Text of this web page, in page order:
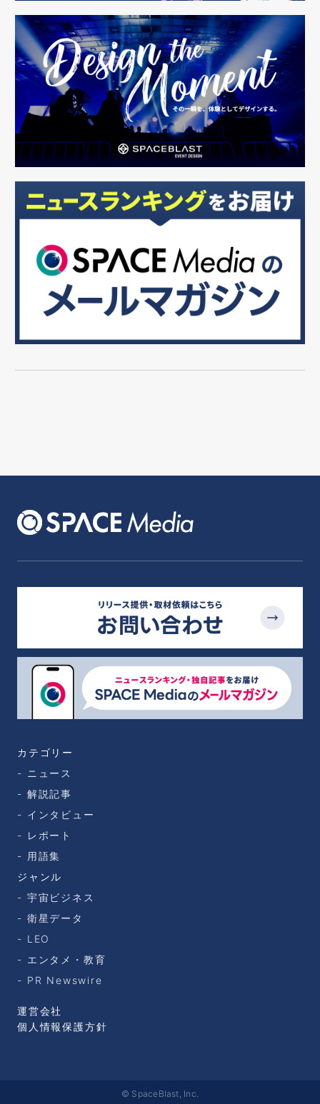
カテゴリー
ニュース
解説記事
インタビュー
レポート
用語集
ジャンル
宇宙ビジネス
衛星データ
LEO
エンタメ・教育
PR Newswire
運営会社
個人情報保護方針
© SpaceBlast, Inc.